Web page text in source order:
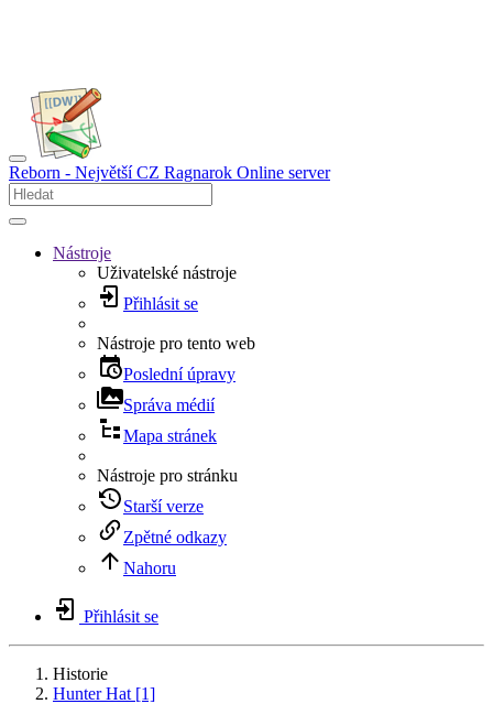
Reborn - Největší CZ Ragnarok Online server
Nástroje
Uživatelské nástroje
Přihlásit se
Nástroje pro tento web
Poslední úpravy
Správa médií
Mapa stránek
Nástroje pro stránku
Starší verze
Zpětné odkazy
Nahoru
Přihlásit se
Historie
Hunter Hat [1]